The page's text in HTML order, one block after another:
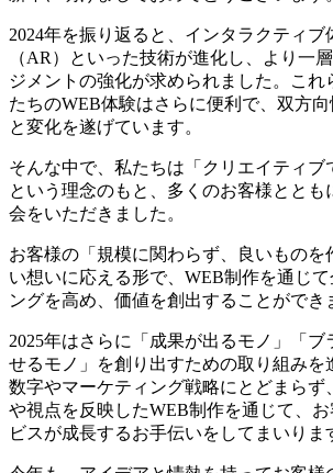
2024年を振り返ると、 インタラクティブ
（AR）といった技術が進化し、より一
ジメントの強化が求められました。これ
たちのWEB体験はさらに便利で、双方
と変化を遂げています。
そんな中で、私たちは「クリエイティブ
という理念のもと、多くのお客様ととも
会をいただきました。
お客様の「規模に関わらず、良いものを
い想いに応える形で、WEB制作を通じ
ングを高め、価値を創出することができ
2025年はさらに「成果が出るモノ」「ブ
せるモノ」を創り出すための取り組みを
数字やマーケティング戦略にとどまらず
や視点を反映したWEB制作を通じて、
ビスが成長するお手伝いをしてまいりま